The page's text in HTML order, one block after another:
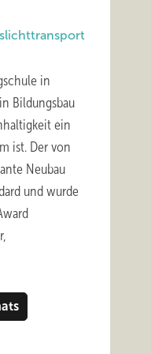
in
Bildungsbau
ein
ist. Der von
Neubau
und wurde